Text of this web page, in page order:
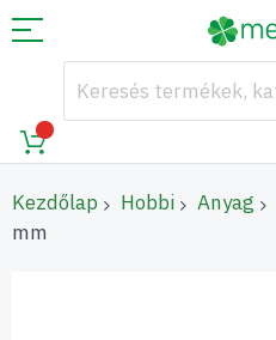
Kezdőlap Hobbi Anyag
mm